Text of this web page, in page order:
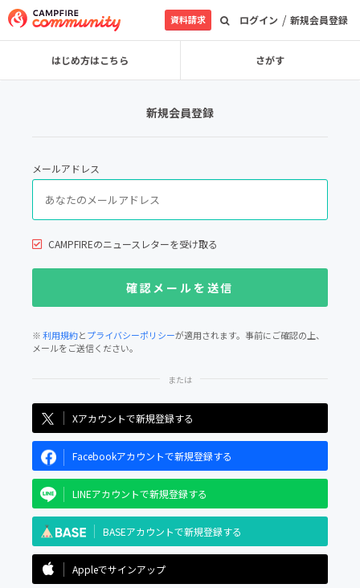
ログイン / 新規会員登録
資料請求
はじめ方はこちら さがす
新規会員登録
メールアドレス
CAMPFIREのニュースレターを受け取る
※利用規約とプライバシーポリシーが適用されます。事前にご確認の上、
メールをご送信ください。
Xアカウントで新規登録する
Facebookアカウントで新規登録する
LINEアカウントで新規登録する
BASEアカウントで新規登録する
Appleでサインアップ